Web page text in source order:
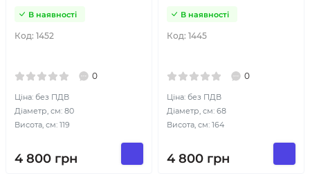
Код: 1452
В наявності
0
Ціна: без ПДВ
Діаметр, см: 80
Висота, см: 119
4 800 грн
Код: 1445
В наявності
0
Ціна: без ПДВ
Діаметр, см: 68
Висота, см: 164
4 800 грн